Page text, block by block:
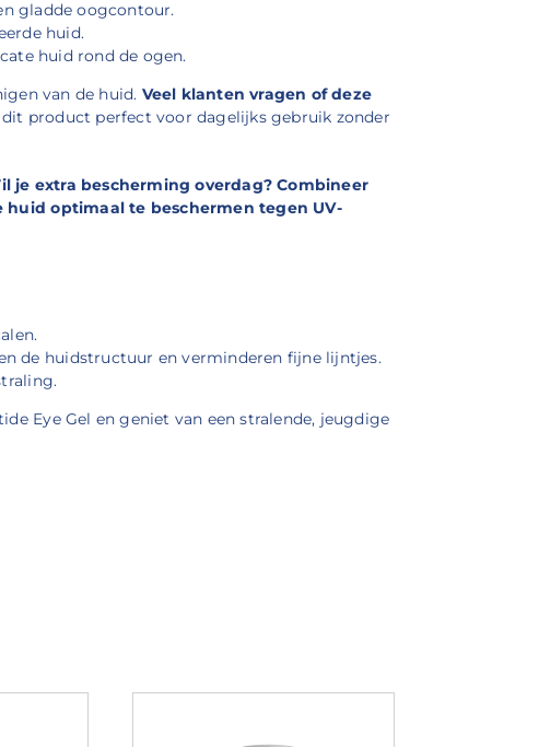
gladde oogcontour.
huid.
huid rond de ogen.
van de huid. Veel klanten vragen of deze
product perfect voor dagelijks gebruik zonder
je extra bescherming overdag? Combineer
huid optimaal te beschermen tegen UV-
de huidstructuur en verminderen fijne lijntjes.
Eye Gel en geniet van een stralende, jeugdige